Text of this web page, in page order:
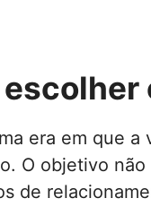
era em que
O objetivo
de